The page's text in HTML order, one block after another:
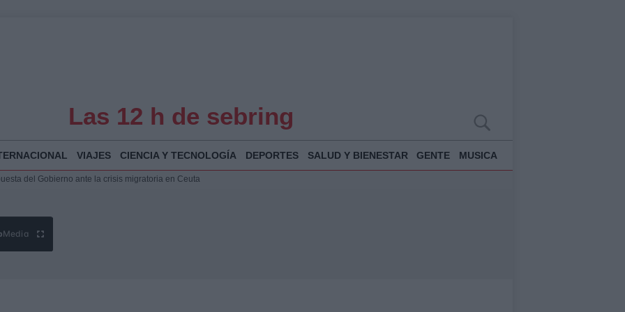
Las 12 h de sebring
VIAJES CIENCIA Y TECNOLOGÍA DEPORTES SALUD Y BIENESTAR GENTE MUSICA
2026: fecha, recorrido y actividades especiales
del Gobierno ante la crisis migratoria en Ceuta
Media